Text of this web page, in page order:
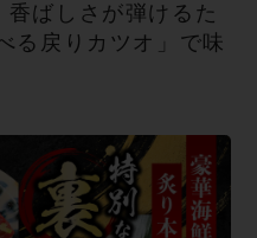
ばしさが弾けるた
る戻りカツオ」で味